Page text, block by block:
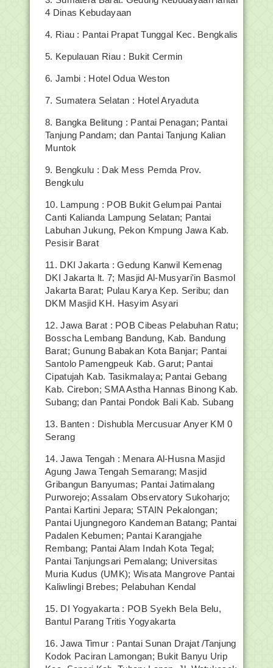
4 Dinas Kebudayaan
4. Riau : Pantai Prapat Tunggal Kec. Bengkalis
5. Kepulauan Riau : Bukit Cermin
6. Jambi : Hotel Odua Weston
7. Sumatera Selatan : Hotel Aryaduta
8. Bangka Belitung : Pantai Penagan; Pantai
Tanjung Pandam; dan Pantai Tanjung Kalian
Muntok
9. Bengkulu : Dak Mess Pemda Prov.
Bengkulu
10. Lampung : POB Bukit Gelumpai Pantai
Canti Kalianda Lampung Selatan; Pantai
Labuhan Jukung, Pekon Kmpung Jawa Kab.
Pesisir Barat
11. DKI Jakarta : Gedung Kanwil Kemenag
DKI Jakarta lt. 7; Masjid Al-Musyari'in Basmol
Jakarta Barat; Pulau Karya Kep. Seribu; dan
DKM Masjid KH. Hasyim Asyari
12. Jawa Barat : POB Cibeas Pelabuhan Ratu;
Bosscha Lembang Bandung, Kab. Bandung
Barat; Gunung Babakan Kota Banjar; Pantai
Santolo Pamengpeuk Kab. Garut; Pantai
Cipatujah Kab. Tasikmalaya; Pantai Gebang
Kab. Cirebon; SMA Astha Hannas Binong Kab.
Subang; dan Pantai Pondok Bali Kab. Subang
13. Banten : Dishubla Mercusuar Anyer KM 0
Serang
14. Jawa Tengah : Menara Al-Husna Masjid
Agung Jawa Tengah Semarang; Masjid
Gribangun Banyumas; Pantai Jatimalang
Purworejo; Assalam Observatory Sukoharjo;
Pantai Kartini Jepara; STAIN Pekalongan;
Pantai Ujungnegoro Kandeman Batang; Pantai
Padalen Kebumen; Pantai Karangjahe
Rembang; Pantai Alam Indah Kota Tegal;
Pantai Tanjungsari Pemalang; Universitas
Muria Kudus (UMK); Wisata Mangrove Pantai
Kaliwlingi Brebes; Pelabuhan Kendal
15. DI Yogyakarta : POB Syekh Bela Belu,
Bantul Parang Tritis Yogyakarta
16. Jawa Timur : Pantai Sunan Drajat /Tanjung
Kodok Paciran Lamongan; Bukit Banyu Urip